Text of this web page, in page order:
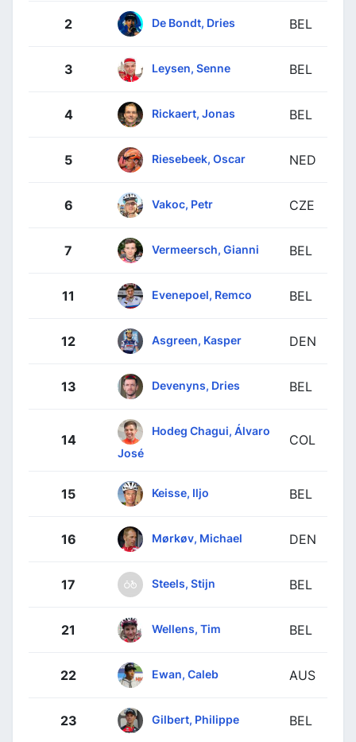
2 De Bondt, Dries BEL
3 Leysen, Senne BEL
4 Rickaert, Jonas BEL
5 Riesebeek, Oscar NED
6 Vakoc, Petr CZE
7 Vermeersch, Gianni BEL
11 Evenepoel, Remco BEL
12 Asgreen, Kasper DEN
13 Devenyns, Dries BEL
14
Hodeg Chagui, Álvaro
José
COL
15 Keisse, Iljo BEL
16 Mørkøv, Michael DEN
17 Steels, Stijn BEL
21 Wellens, Tim BEL
22 Ewan, Caleb AUS
23 Gilbert, Philippe BEL